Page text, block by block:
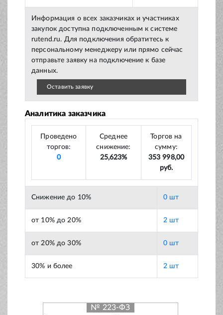
Информация о всех заказчиках и участниках
закупок доступна подключенным к системе
rutend.ru. Для подключения обратитесь к
персональному менеджеру или прямо сейчас
отправьте заявку на подключение к базе
данных.
Оставить заявку
Аналитика заказчика
Проведено
торгов:
0
Среднее
снижение:
25,623%
Торгов на
сумму:
353 998,00
руб.
Снижение до 10% 0 шт
от 10% до 20% 2 шт
от 20% до 30% 0 шт
30% и более 2 шт
№ 223-ФЗ